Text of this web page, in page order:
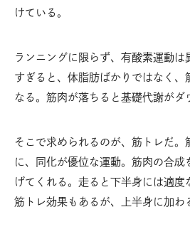
けている。
ランニングに限らず、有酸素運動は
すぎると、体脂肪ばかりではなく、
なる。筋肉が落ちると基礎代謝がダ
そこで求められるのが、筋トレだ
に、同化が優位な運動。筋肉の合成
げてくれる。走ると下半身には適度
筋トレ効果もあるが、上半身に加わ